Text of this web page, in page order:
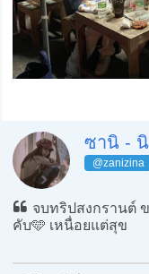
ซานิ -
@zanizina
จบทริปสงกรานต์
คับ🩵 เหนื่อยแต่สุข